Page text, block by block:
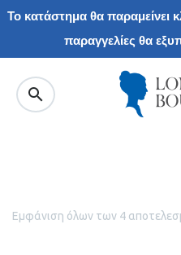
Το κατάστημα θα παραμείνει
παραγγελίες θα
Εμφάνιση όλων των 4